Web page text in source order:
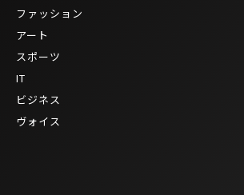
ファッション
アート
スポーツ
IT
ビジネス
ヴォイス